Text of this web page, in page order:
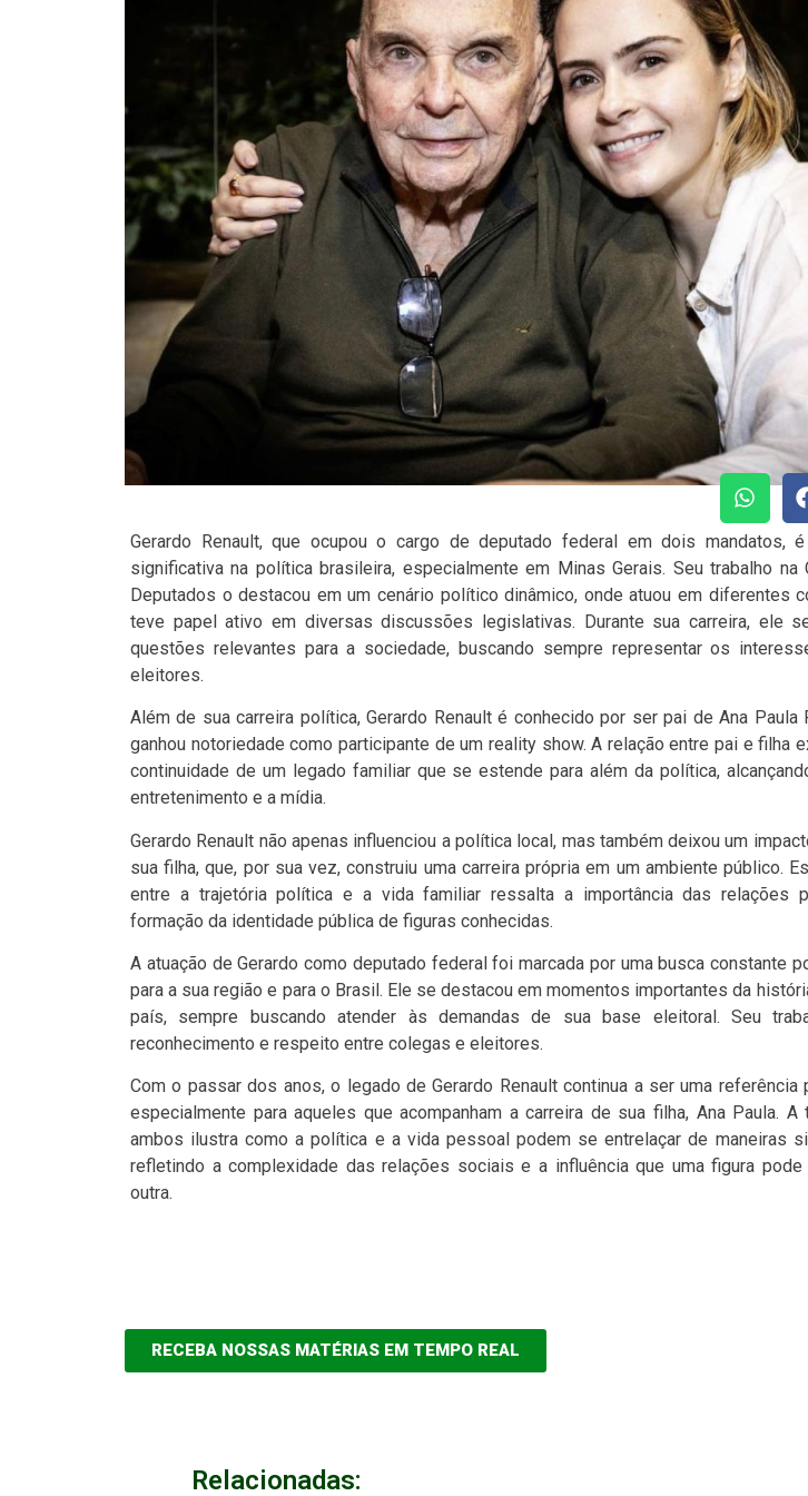
Gerardo Renault, que ocupou o cargo de deputado federal em dois mandatos,
significativa na política brasileira, especialmente em Minas Gerais. Seu trabalho na
Deputados o destacou em um cenário político dinâmico, onde atuou em diferentes
teve papel ativo em diversas discussões legislativas. Durante sua carreira, ele
questões relevantes para a sociedade, buscando sempre representar os
eleitores.
Além de sua carreira política, Gerardo Renault é conhecido por ser pai de Ana Paula
ganhou notoriedade como participante de um reality show. A relação entre pai e filha
continuidade de um legado familiar que se estende para além da política,
entretenimento e a mídia.
Gerardo Renault não apenas influenciou a política local, mas também deixou um
sua filha, que, por sua vez, construiu uma carreira própria em um ambiente público.
entre a trajetória política e a vida familiar ressalta a importância das relações
formação da identidade pública de figuras conhecidas.
A atuação de Gerardo como deputado federal foi marcada por uma busca constante
para a sua região e para o Brasil. Ele se destacou em momentos importantes da
país, sempre buscando atender às demandas de sua base eleitoral. Seu
reconhecimento e respeito entre colegas e eleitores.
Com o passar dos anos, o legado de Gerardo Renault continua a ser uma referência
especialmente para aqueles que acompanham a carreira de sua filha, Ana Paula. A
ambos ilustra como a política e a vida pessoal podem se entrelaçar de maneiras
refletindo a complexidade das relações sociais e a influência que uma figura
outra.
RECEBA NOSSAS MATÉRIAS EM TEMPO REAL
Relacionadas: